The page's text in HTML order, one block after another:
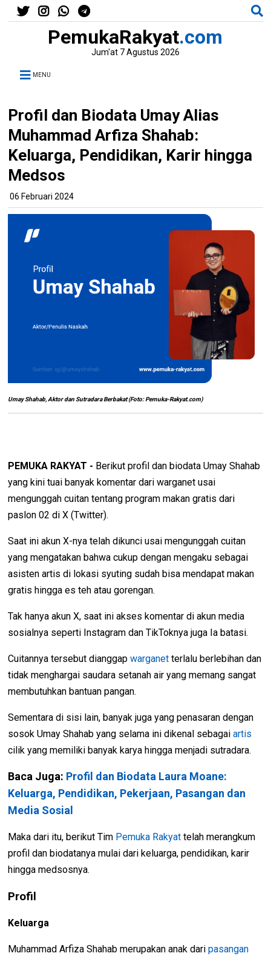
PemukaRakyat.com
Jum'at 7 Agustus 2026
MENU
Profil dan Biodata Umay Alias
Muhammad Arfiza Shahab:
Keluarga, Pendidikan, Karir hingga
Medsos
06 Februari 2024
Umay Shahab, Aktor dan Sutradara Berbakat (Foto: Pemuka-Rakyat.com)
PEMUKA RAKYAT - Berikut profil dan biodata Umay Shahab
yang kini tuai banyak komentar dari warganet usai
mengunggah cuitan tentang program makan gratis dari
paslon 02 di X (Twitter).
Saat ini akun X-nya telah dikunci usai mengunggah cuitan
yang mengatakan bahwa cukup dengan mengaku sebagai
asisten artis di lokasi syuting sudah bisa mendapat makan
gratis hingga es teh atau gorengan.
Tak hanya akun X, saat ini akses komentar di akun media
sosialnya seperti Instagram dan TikToknya juga Ia batasi.
Cuitannya tersebut dianggapwarganet terlalu berlebihan dan
tidak menghargai saudara setanah air yang memang sangat
membutuhkan bantuan pangan.
Sementara di sisi lain, banyak juga yang penasaran dengan
sosok Umay Shahab yang selama ini dikenal sebagaiartis
cilik yang memiliki banyak karya hingga menjadi sutradara.
Baca Juga: Profil dan Biodata Laura Moane:
Keluarga, Pendidikan, Pekerjaan, Pasangan dan
Media Sosial
Maka dari itu, berikut Tim Pemuka Rakyat telah merangkum
profil dan biodatanya mulai dari keluarga, pendidikan, karir
hingga medsosnya.
Profil
Keluarga
Muhammad Arfiza Shahab merupakan anak daripasangan